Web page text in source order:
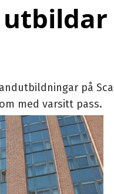
på
med varsitt pass.